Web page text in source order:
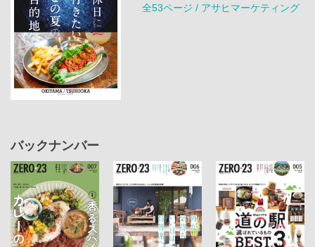
全53ページ / アサヒマーケティング
バックナンバー